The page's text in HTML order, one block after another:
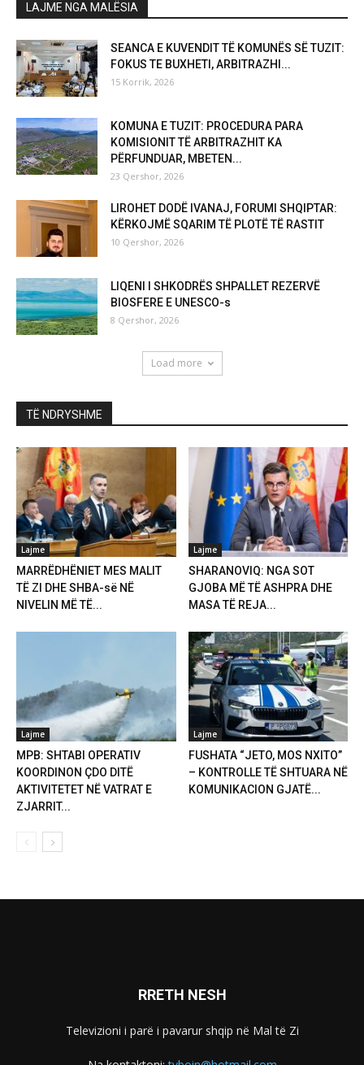
LAJME NGA MALËSIA
SEANCA E KUVENDIT TË KOMUNËS SË TUZIT:
FOKUS TE BUXHETI, ARBITRAZHI...
15 Korrik, 2026
KOMUNA E TUZIT: PROCEDURA PARA
KOMISIONIT TË ARBITRAZHIT KA
PËRFUNDUAR, MBETEN...
23 Qershor, 2026
LIROHET DODË IVANAJ, FORUMI SHQIPTAR:
KËRKOJMË SQARIM TË PLOTË TË RASTIT
10 Qershor, 2026
LIQENI I SHKODRËS SHPALLET REZERVË
BIOSFERE E UNESCO-s
8 Qershor, 2026
Load more
TË NDRYSHME
Lajme
MARRËDHËNIET MES MALIT
TË ZI DHE SHBA-së NË
NIVELIN MË TË...
Lajme
SHARANOVIQ: NGA SOT
GJOBA MË TË ASHPRA DHE
MASA TË REJA...
Lajme
MPB: SHTABI OPERATIV
KOORDINON ÇDO DITË
AKTIVITETET NË VATRAT E
ZJARRIT...
Lajme
FUSHATA “JETO, MOS NXITO”
– KONTROLLE TË SHTUARA NË
KOMUNIKACION GJATË...
RRETH NESH
Televizioni i parë i pavarur shqip në Mal të Zi